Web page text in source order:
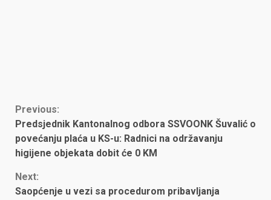
Continue
Reading
Previous:
Predsjednik Kantonalnog odbora SSVOONK Šuvalić o
povećanju plaća u KS-u: Radnici na održavanju
higijene objekata dobit će 0 KM
Next:
Saopćenje u vezi sa procedurom pribavljanja